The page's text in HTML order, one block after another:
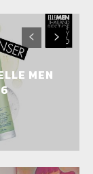
MEN